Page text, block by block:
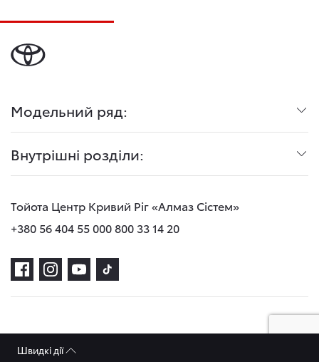
Швидкі дії
Модельний ряд:
Внутрішні розділи:
Тойота Центр Кривий Ріг «Алмаз Сістем»
+380 56 404 55 000 800 33 14 20
Політика конфіденційності